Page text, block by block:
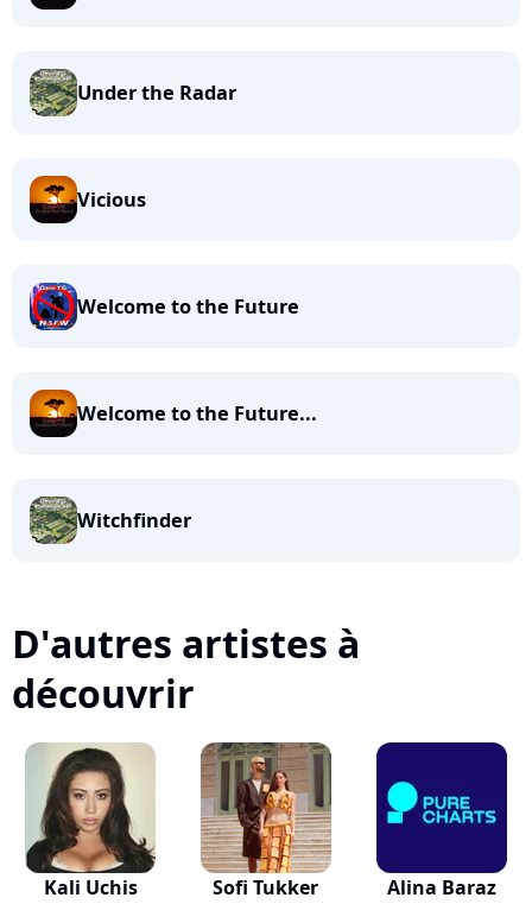
Under the Radar
Vicious
Welcome to the Future
Welcome to the Future...
Witchfinder
D'autres artistes à
découvrir
Kali Uchis Sofi Tukker Alina Baraz